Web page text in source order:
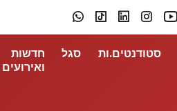
סטודנטים.ות סגל
חדשות
ואירועים